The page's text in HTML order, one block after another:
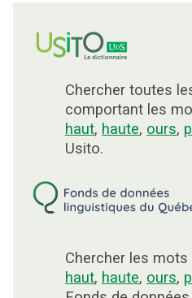
Chercher toutes
comportant les
haut, haute, ours,
Usito.
Chercher les mots
haut, haute, ours,